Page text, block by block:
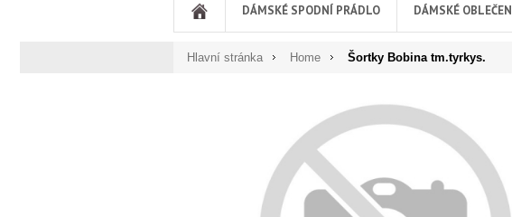
DÁMSKÉ SPODNÍ PRÁDLO DÁMSKÉ OBLEČENÍ
Hlavní stránka Home Šortky Bobina tm.tyrkys.